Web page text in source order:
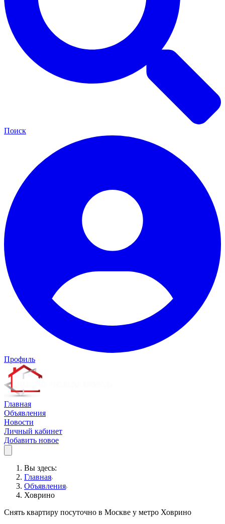
Поиск
Профиль
Главная
Объявления
Новости
Личный кабинет
Добавить новое
Вы здесь:
Главная
Объявления
Ховрино
Снять квартиру посуточно в Москве у метро Ховрино